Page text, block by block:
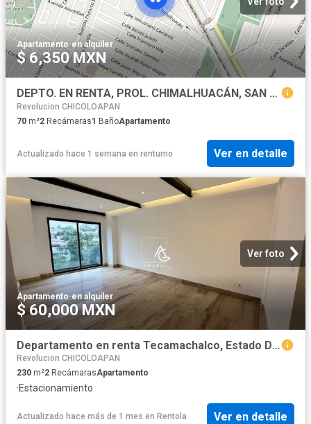
Apartamento·en alquiler
$ 6,350 MXN
DEPTO. EN RENTA, PROL. CHIMALHUACÁN, SAN AGUSTÍN ATLAPULCO, CHIMALHUACÁN, MEX
Revolucion CHICOLOAPAN
70 m²2 Recámaras1 BañoApartamento
Actualizado hace 1 semana en rentumo Ver en detalle
Ver foto
Apartamento·en alquiler
$ 60,000 MXN
Departamento en renta Tecamachalco, Estado De México, México
Revolucion CHICOLOAPAN
230 m²2 RecámarasApartamento
·Estacionamiento
Actualizado hace más de 1 mes en Rentola Ver en detalle